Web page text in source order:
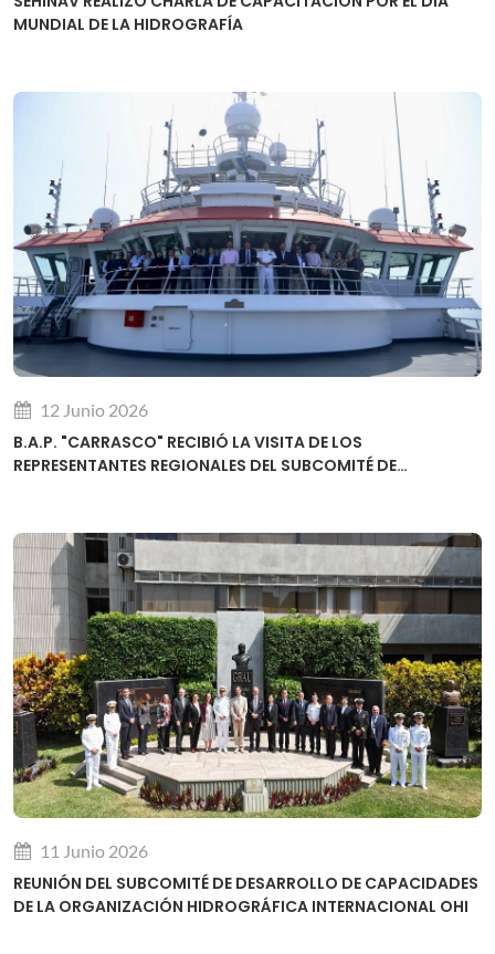
MUNDIAL DE LA HIDROGRAFÍA
12 Junio 2026
B.A.P. "CARRASCO" RECIBIÓ LA VISITA DE LOS
REPRESENTANTES REGIONALES DEL SUBCOMITÉ DE
11 Junio 2026
REUNIÓN DEL SUBCOMITÉ DE DESARROLLO DE CAPACIDADES
DE LA ORGANIZACIÓN HIDROGRÁFICA INTERNACIONAL OHI